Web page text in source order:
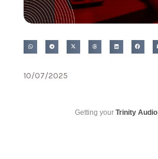
10/07/2025
Getting your Trinity Audio